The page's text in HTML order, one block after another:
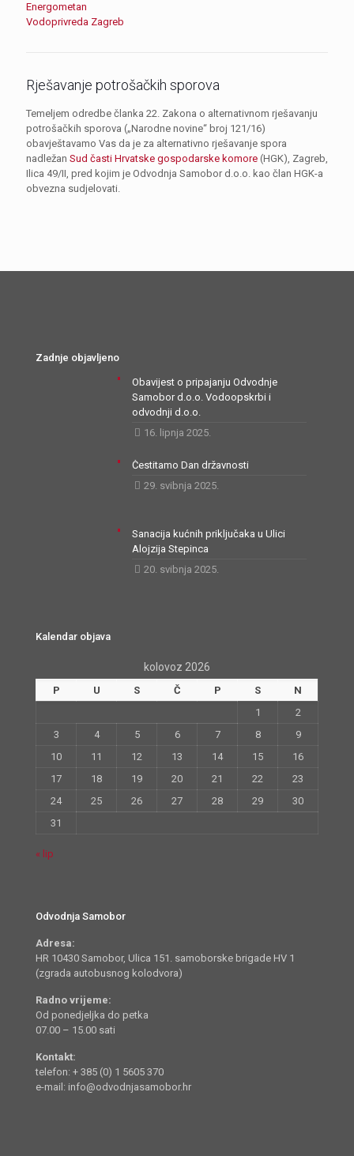
Energometan
Vodoprivreda Zagreb
Rješavanje potrošačkih sporova
Temeljem odredbe članka 22. Zakona o alternativnom rješavanju
potrošačkih sporova („Narodne novine“ broj 121/16)
obavještavamo Vas da je za alternativno rješavanje spora
nadležan Sud časti Hrvatske gospodarske komore (HGK), Zagreb,
Ilica 49/II, pred kojim je Odvodnja Samobor d.o.o. kao član HGK-a
obvezna sudjelovati.
Zadnje objavljeno
Obavijest o pripajanju Odvodnje
Samobor d.o.o. Vodoopskrbi i
odvodnji d.o.o.
16. lipnja 2025.
Čestitamo Dan državnosti
29. svibnja 2025.
Sanacija kućnih priključaka u Ulici
Alojzija Stepinca
20. svibnja 2025.
Kalendar objava
kolovoz 2026
P U S Č P S
N
1
2
3
4 5 6 7 8
9
10
11 12 13 14 15
16
17
18 19 20 21 22
23
24
25 26 27 28 29
30
31
« lip
Odvodnja Samobor
Adresa:
HR 10430 Samobor, Ulica 151. samoborske brigade HV 1
(zgrada autobusnog kolodvora)
Radno vrijeme:
Od ponedjeljka do petka
07.00 – 15.00 sati
Kontakt:
telefon: + 385 (0) 1 5605 370
e-mail: info@odvodnjasamobor.hr